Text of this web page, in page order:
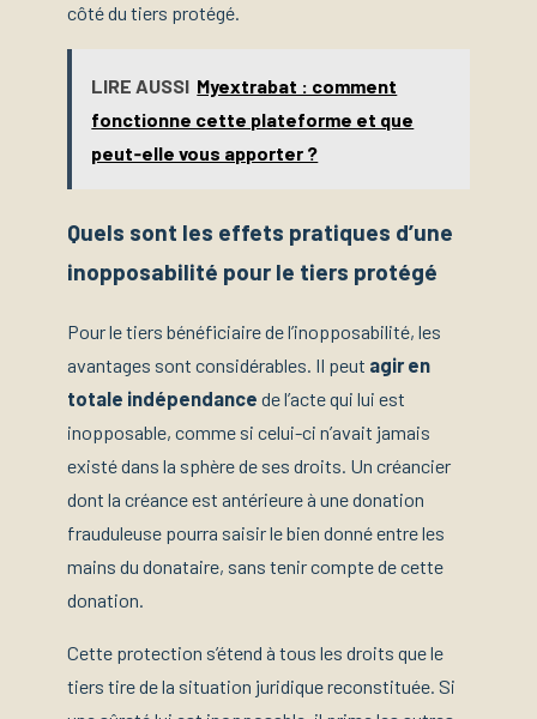
côté du tiers protégé.
LIRE AUSSI Myextrabat : comment
fonctionne cette plateforme et que
peut‑elle vous apporter ?
Quels sont les effets pratiques d’une
inopposabilité pour le tiers protégé
Pour le tiers bénéficiaire de l’inopposabilité, les
avantages sont considérables. Il peut agir en
totale indépendance de l’acte qui lui est
inopposable, comme si celui-ci n’avait jamais
existé dans la sphère de ses droits. Un créancier
dont la créance est antérieure à une donation
frauduleuse pourra saisir le bien donné entre les
mains du donataire, sans tenir compte de cette
donation.
Cette protection s’étend à tous les droits que le
tiers tire de la situation juridique reconstituée. Si